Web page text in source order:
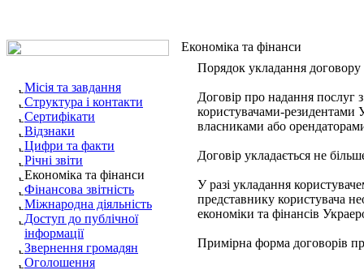
Місія та завдання
Структура і контакти
Сертифікати
Відзнаки
Цифри та факти
Річні звіти
Економіка та фінанси
Фінансова звітність
Міжнародна діяльність
Доступ до публічної
інформації
Звернення громадян
Оголошення
Економіка та фінанси
Порядок укладання
Договір про надання послуг
користувачами-резидентами
власниками або
Договір укладається не
У разі укладання
представнику користувача
економіки та фінансів
Примірна форма договорів